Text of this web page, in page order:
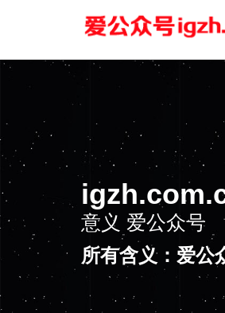
意义
爱公众号
所有含义：爱公